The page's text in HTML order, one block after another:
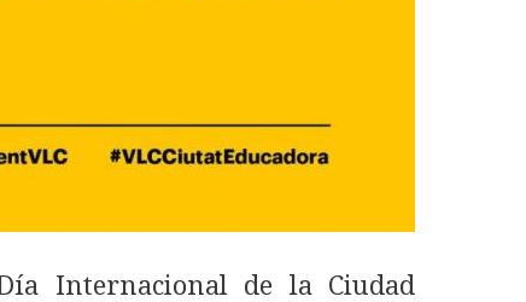
Internacional de la Ciudad